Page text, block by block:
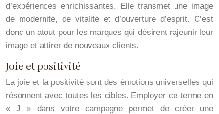
d’expériences enrichissantes. Elle transmet une image
de modernité, de vitalité et d’ouverture d’esprit. C’est
donc un atout pour les marques qui désirent rajeunir leur
image et attirer de nouveaux clients.
Joie et positivité
La joie et la positivité sont des émotions universelles qui
résonnent avec toutes les cibles. Employer ce terme en
« J » dans votre campagne permet de créer une